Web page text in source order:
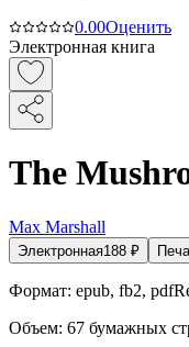
0.00Оценить
Электронная книга
The
Max Marshall
Электронная188 ₽
Формат: epub, fb2,
Объем: 67 бумажных